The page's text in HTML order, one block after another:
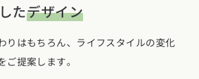
たデザイン
りはもちろん、ライフスタイルの変化
提案します。